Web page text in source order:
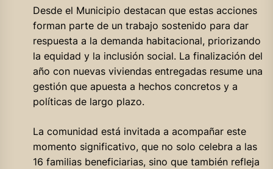
Desde el Municipio destacan que estas acciones
forman parte de un trabajo sostenido para dar
respuesta a la demanda habitacional, priorizando
la equidad y la inclusión social. La finalización del
año con nuevas viviendas entregadas resume una
gestión que apuesta a hechos concretos y a
políticas de largo plazo.
La comunidad está invitada a acompañar este
momento significativo, que no solo celebra a las
16 familias beneficiarias, sino que también refleja